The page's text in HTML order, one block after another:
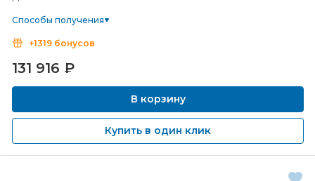
Способы получения
+1319 бонусов
131 916 ₽
В корзину
Купить в один клик